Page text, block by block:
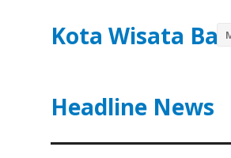
Kota Wisata
Headline News